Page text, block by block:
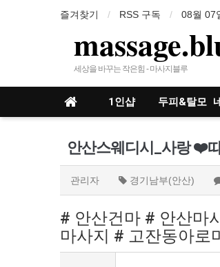
즐겨찾기 RSS 구독 08월 07
세상을 바꾸는 작은힘 - 마사지블루
1인샵 두피&탈모
안산스웨디시_사랑 ❤️
관리자 경기남부(안산)
# 안산건마 # 안산마
마사지 # 고잔동아로